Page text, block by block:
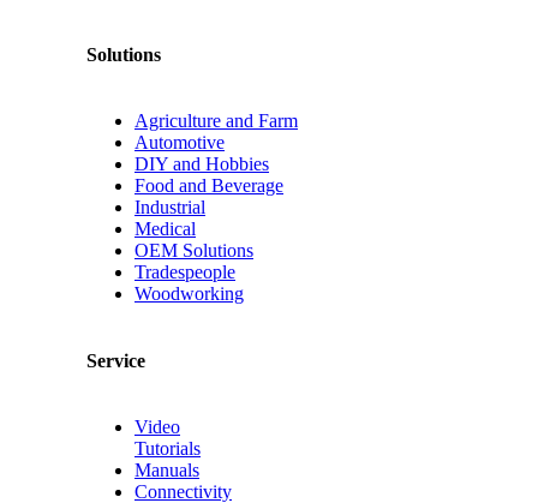
Solutions
Agriculture and Farm
Automotive
DIY and Hobbies
Food and Beverage
Industrial
Medical
OEM Solutions
Tradespeople
Woodworking
Service
Video
Tutorials
Manuals
Connectivity